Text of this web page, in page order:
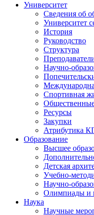
Университет
Сведения об
Университет
История
Руководство
Структура
Научно-
Спортивная
Ресурсы
Закупки
Атрибутика
Образование
Высшее
Детская
Учебно-
Научно-
Олимпиады и
Наука
Научные